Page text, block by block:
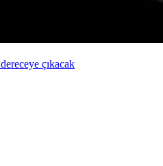
çıkacak